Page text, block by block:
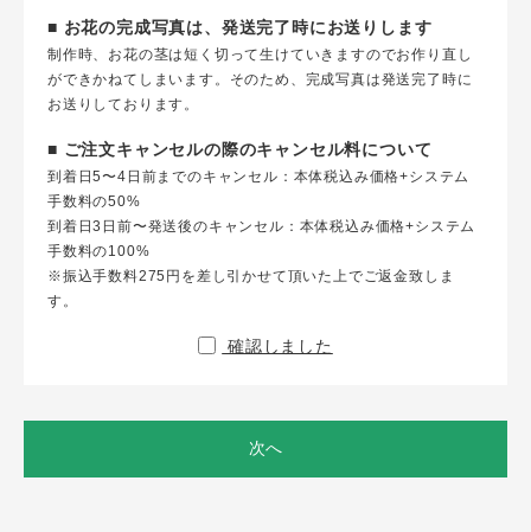
■ お花の完成写真は、発送完了時にお送りします
制作時、お花の茎は短く切って生けていきますのでお作り直し
ができかねてしまいます。そのため、完成写真は発送完了時に
お送りしております。
■ ご注文キャンセルの際のキャンセル料について
到着日5〜4日前までのキャンセル：本体税込み価格+システム
手数料の50%
到着日3日前〜発送後のキャンセル：本体税込み価格+システム
手数料の100%
※振込手数料275円を差し引かせて頂いた上でご返金致しま
す。
確認しました
次へ